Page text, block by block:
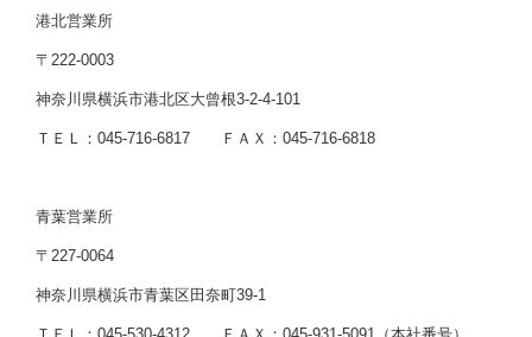
港北営業所
〒222-0003
神奈川県横浜市港北区大曾根3-2-4-101
ＴＥＬ：045-716-6817 ＦＡＸ：045-716-6818
青葉営業所
〒227-0064
神奈川県横浜市青葉区田奈町39-1